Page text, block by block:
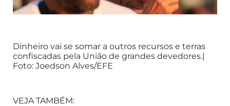
Dinheiro vai se somar a outros recursos e terras
confiscadas pela União de grandes devedores.|
Foto: Joedson Alves/EFE
VEJA TAMBÉM: